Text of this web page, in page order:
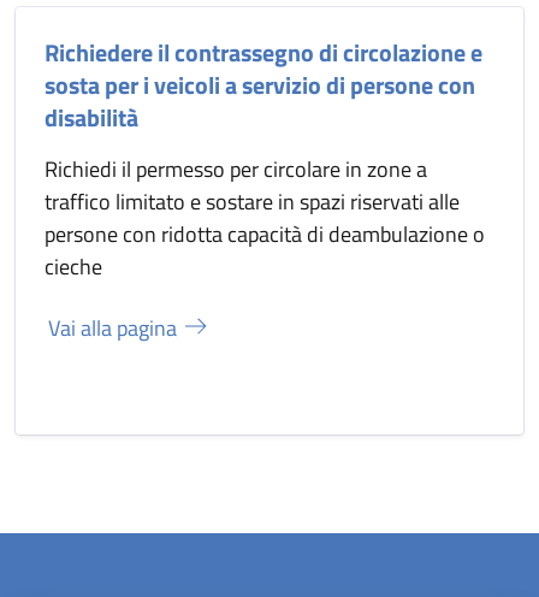
Richiedere il contrassegno di circolazione e
sosta per i veicoli a servizio di persone con
disabilità
Richiedi il permesso per circolare in zone a
traffico limitato e sostare in spazi riservati alle
persone con ridotta capacità di deambulazione o
cieche
Vai alla pagina